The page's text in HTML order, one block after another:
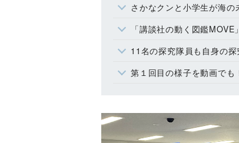
さかなクンと小学生が海の
「講談社の動く図鑑
11名の探究隊員も自身の探
第１回目の様子を動画でも